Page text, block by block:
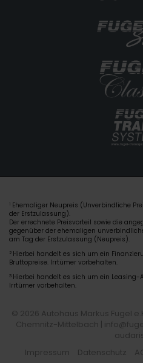
1 Ehemaliger Neupreis (Unverbindliche
der Erstzulassung).
Der errechnete Preisvorteil sowie die
gegenüber der ehemaligen
am Tag der Erstzulassung (Neupreis).
2 Hierbei handelt es sich um ein
Bruttopreise. Irrtümer vorbehalten.
3 Hierbei handelt es sich um ein Leasing-
Irrtümer vorbehalten.
© 2026 Autohaus Markus Fugel
Chemnitz-Mittelbach |
Impressum
Datenschutz